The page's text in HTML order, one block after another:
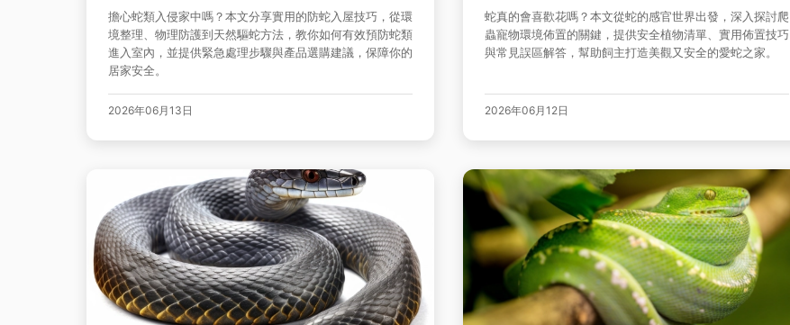
擔心蛇類入侵家中嗎？本文分享實用的防蛇入屋技巧，從環
境整理、物理防護到天然驅蛇方法，教你如何有效預防蛇類
進入室內，並提供緊急處理步驟與產品選購建議，保障你的
居家安全。
2026年06月13日
蛇真的會喜歡花嗎？本文從蛇的感官世界出發，深入探討爬
蟲寵物環境佈置的關鍵，提供安全植物清單、實用佈置技巧
與常見誤區解答，幫助飼主打造美觀又安全的愛蛇之家。
2026年06月12日